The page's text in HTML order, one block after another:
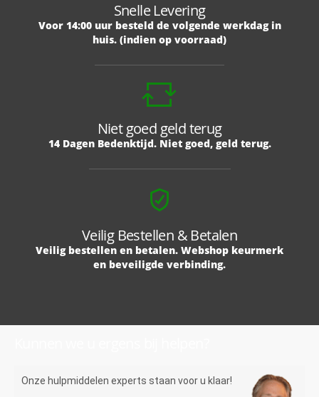
Snelle Levering
Voor 14:00 uur besteld de volgende werkdag in
huis. (indien op voorraad)
Niet goed geld terug
14 Dagen Bedenktijd. Niet goed, geld terug.
Veilig Bestellen & Betalen
Veilig bestellen en betalen. Webshop keurmerk
en beveiligde verbinding.
Onze hulpmiddelen experts staan voor u klaar!